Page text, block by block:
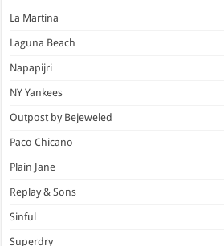
La Martina
Laguna Beach
Napapijri
NY Yankees
Outpost by Bejeweled
Paco Chicano
Plain Jane
Replay & Sons
Sinful
Superdry